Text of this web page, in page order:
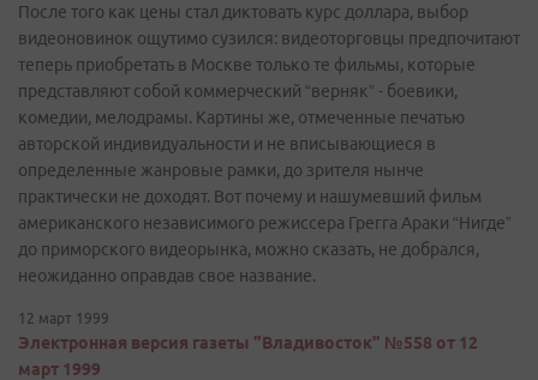
После того как цены стал диктовать курс доллара, выбор
видеоновинок ощутимо сузился: видеоторговцы предпочитают
теперь приобретать в Москве только те фильмы, которые
представляют собой коммерческий “верняк” - боевики,
комедии, мелодрамы. Картины же, отмеченные печатью
авторской индивидуальности и не вписывающиеся в
определенные жанровые рамки, до зрителя нынче
практически не доходят. Вот почему и нашумевший фильм
американского независимого режиссера Грегга Араки “Нигде”
до приморского видеорынка, можно сказать, не добрался,
неожиданно оправдав свое название.
12 март 1999
Электронная версия газеты "Владивосток" №558 от 12
март 1999